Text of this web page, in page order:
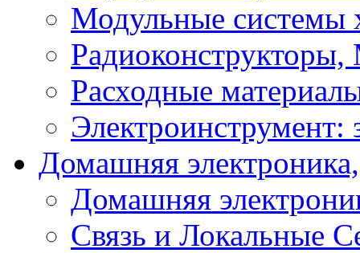
Модульные системы
Расходные
Электроинструмент:
Домашняя
Домашняя
Связь и Локальные